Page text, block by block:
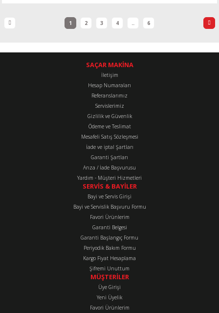
1 2 3 4 .. 6
SAÇAR MAKİNA
İletişim
Hesap Numaraları
Referanslarımız
Servislerimiz
Gizlilik ve Güvenlik
Ödeme ve Teslimat
Mesafeli Satış Sözleşmesi
İade ve iptal Şartları
Garanti Şartları
Arıza / İade Başvurusu
Yardım - Müşteri Hizmetleri
SERVİS & BAYİLER
Bayi ve Servis Girişi
Bayi ve Servislik Başvuru Formu
Favori Ürünlerim
Garanti Belgesi
Garanti Başlangıç Formu
Periyodik Bakım Formu
Kargo Fiyat Hesaplama
Şifremi Unuttum
MÜŞTERİLER
Üye Girişi
Yeni Üyelik
Favori Ürünlerim